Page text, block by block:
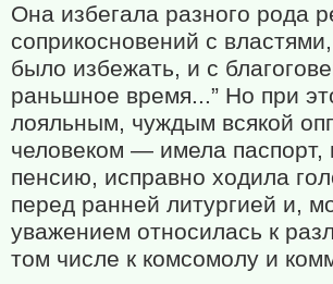
Она избегала разного рода
соприкосновений с
было избежать, и с
раньшное время...” Но при
лояльным, чуждым всякой
человеком — имела паспорт,
пенсию, исправно ходила
перед ранней литургией и,
уважением относилась к
том числе к комсомолу и